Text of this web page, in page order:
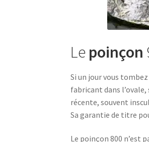
Le poinçon
Si un jour vous
fabricant dans
récente, souvent
Sa garantie de titre
Le poinçon 800 n’est